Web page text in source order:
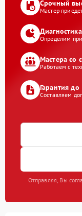
Срочный
Мастер
Определим
Мастера со
Работаем с
Гарантия
Составляем
Отправляя, Вы